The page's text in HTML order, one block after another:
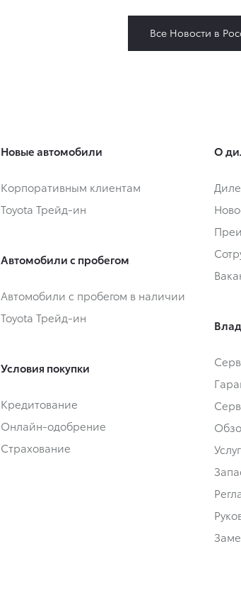
Все Новости в
Новые автомобили
Корпоративным клиентам
Toyota Трейд-ин
Автомобили с пробегом
Автомобили с пробегом в наличии
Toyota Трейд-ин
Условия покупки
Кредитование
Онлайн-одобрение
Страхование
О